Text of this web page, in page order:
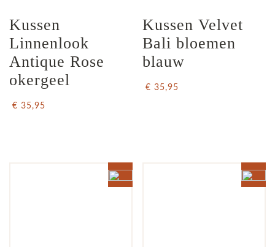
Kussen
Linnenlook
Antique Rose
okergeel
€ 35,95
Kussen Velvet
Bali bloemen
blauw
€ 35,95